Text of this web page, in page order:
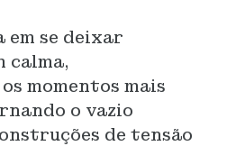
em se deixar
calma,
momentos mais
o vazio
de tensão